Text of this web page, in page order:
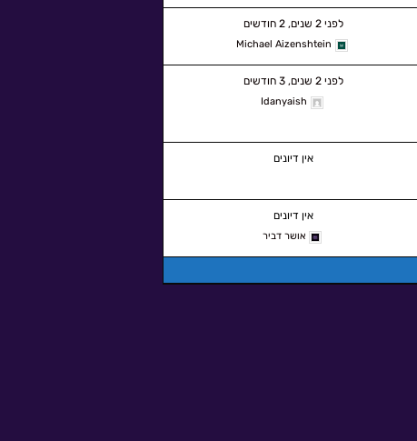
לפני 2 שנים, 2 חודשים
Michael Aizenshtein
לפני 2 שנים, 3 חודשים
Idanyaish
אין דיונים
אין דיונים
אושר דביר